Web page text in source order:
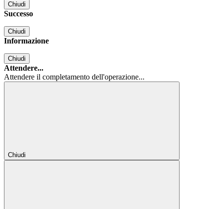
Chiudi
Successo
Chiudi
Informazione
Chiudi
Attendere...
Attendere il completamento dell'operazione...
Chiudi